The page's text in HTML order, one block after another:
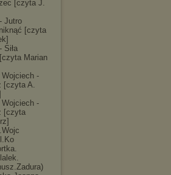
[czyta J.
Jutro
[czyta
Siła
Marian
-
[czyta A.
-
[czyta
.
.Zadura)